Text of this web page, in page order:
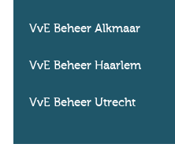
VvE Beheer Alkmaar
VvE Beheer Haarlem
VvE Beheer Utrecht